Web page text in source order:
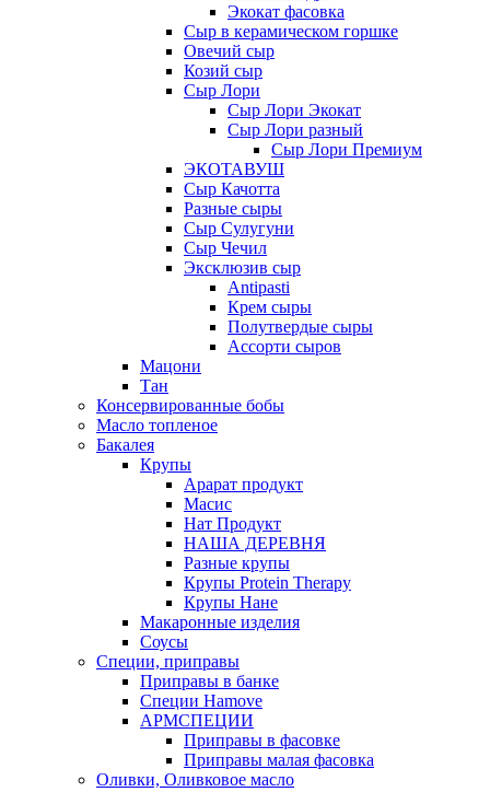
Экокат фасовка
Сыр в керамическом горшке
Овечий сыр
Козий сыр
Сыр Лори
Сыр Лори Экокат
Сыр Лори разный
Сыр Лори Премиум
ЭКОТАВУШ
Сыр Качотта
Разные сыры
Сыр Сулугуни
Сыр Чечил
Эксклюзив сыр
Antipasti
Крем сыры
Полутвердые сыры
Ассорти сыров
Мацони
Тан
Консервированные бобы
Масло топленое
Бакалея
Крупы
Арарат продукт
Масис
Нат Продукт
НАША ДЕРЕВНЯ
Разные крупы
Крупы Protein Therapy
Крупы Нане
Макаронные изделия
Соусы
Специи, приправы
Приправы в банке
Специи Hamove
АРМСПЕЦИИ
Приправы в фасовке
Приправы малая фасовка
Оливки, Оливковое масло